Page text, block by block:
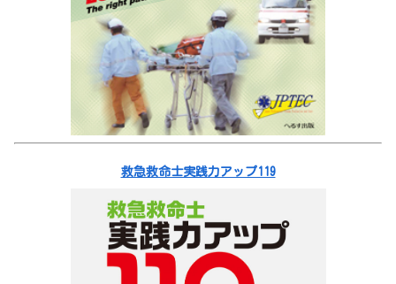
救急救命士実践力アップ119